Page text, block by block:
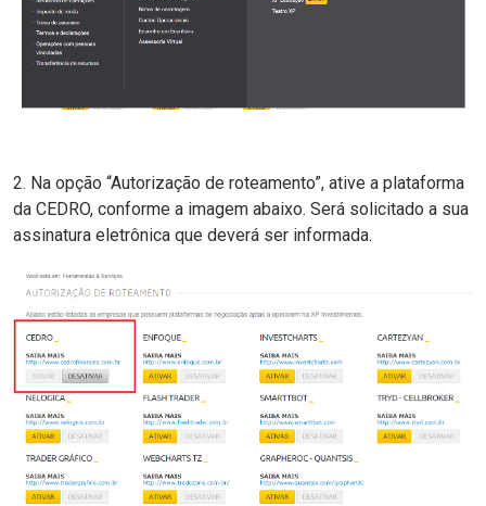
2. Na opção “Autorização de roteamento”, ative a plataforma
da CEDRO, conforme a imagem abaixo. Será solicitado a sua
assinatura eletrônica que deverá ser informada.